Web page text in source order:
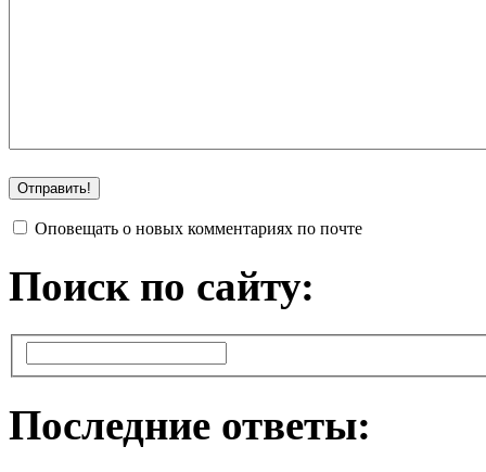
Оповещать о новых комментариях по почте
Поиск по сайту:
Последние ответы: